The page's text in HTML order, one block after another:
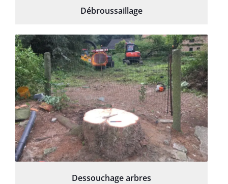
Débroussaillage
Dessouchage arbres